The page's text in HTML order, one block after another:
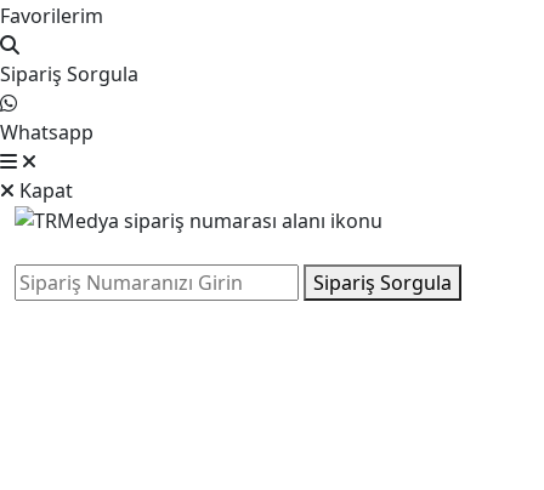
Favorilerim
Sipariş Sorgula
Whatsapp
Kapat
Sipariş Sorgula